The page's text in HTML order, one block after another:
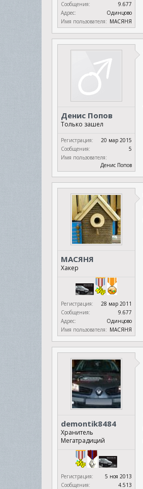
Сообщения:
9.677
Адрес:
Одинцово
Имя пользователя: МАСЯНЯ
Денис Попов
Только зашел
Регистрация:
20 мар 2015
Сообщения:
5
Имя пользователя:
Денис Попов
МАСЯНЯ
Хакер
Регистрация:
28 мар 2011
Сообщения:
9.677
Адрес:
Одинцово
Имя пользователя: МАСЯНЯ
demontik8484
Хранитель
Мегатрадиций
Регистрация:
5 ноя 2013
Сообщения:
4.513